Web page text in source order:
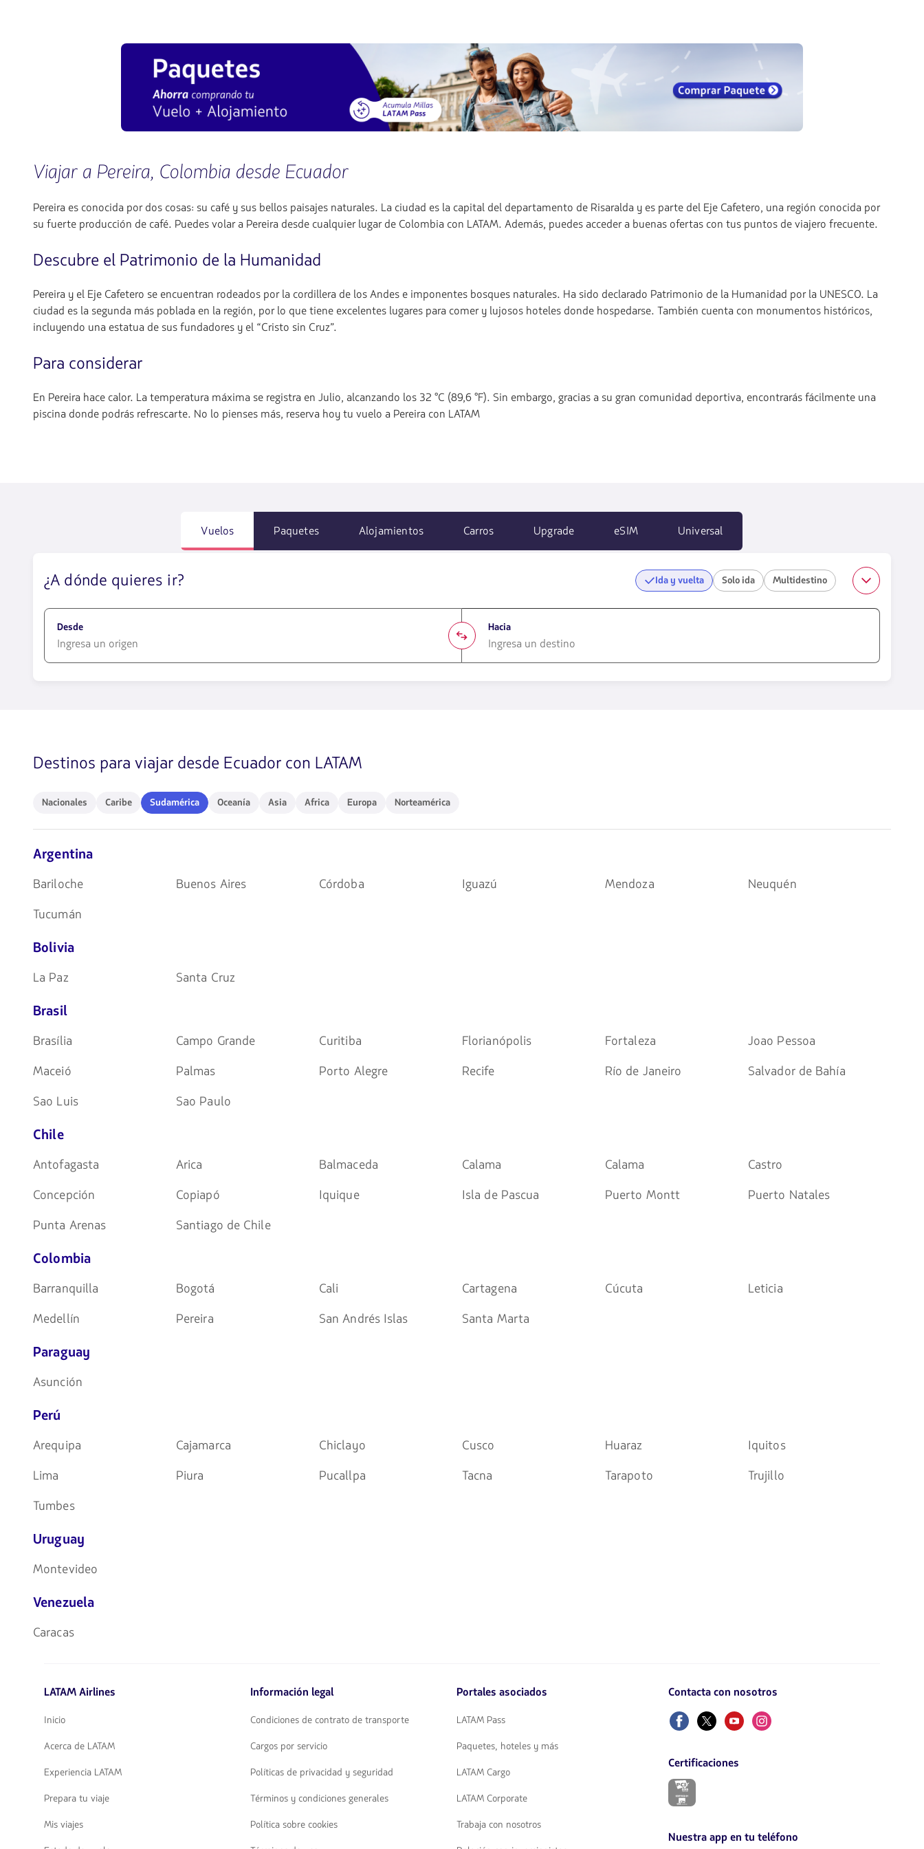
Viajar a Pereira, Colombia desde Ecuador
Pereira es conocida por dos cosas: su café y sus bellos paisajes naturales. La ciudad es la capital del departamento de Risaralda y es parte del Eje Cafetero, una región conocida por
su fuerte producción de café. Puedes volar a Pereira desde cualquier lugar de Colombia con LATAM. Además, puedes acceder a buenas ofertas con tus puntos de viajero frecuente.
Descubre el Patrimonio de la Humanidad
Pereira y el Eje Cafetero se encuentran rodeados por la cordillera de los Andes e imponentes bosques naturales. Ha sido declarado Patrimonio de la Humanidad por la UNESCO. La
ciudad es la segunda más poblada en la región, por lo que tiene excelentes lugares para comer y lujosos hoteles donde hospedarse. También cuenta con monumentos históricos,
incluyendo una estatua de sus fundadores y el “Cristo sin Cruz”.
Para considerar
En Pereira hace calor. La temperatura máxima se registra en Julio, alcanzando los 32 °C (89,6 °F). Sin embargo, gracias a su gran comunidad deportiva, encontrarás fácilmente una
piscina donde podrás refrescarte. No lo pienses más, reserva hoy tu vuelo a Pereira con LATAM
Vuelos Paquetes Alojamientos Carros Upgrade eSIM Universal
¿A dónde quieres ir? Ida y vuelta Solo ida Multidestino
Desde
de
flechas
navegar
Hacia
Destinos para viajar desde Ecuador con LATAM
Nacionales
Nacionales Caribe
Caribe Sudamérica
Sudamérica Oceanía
Oceanía Asia
Asia Africa
Africa Europa
Europa Norteamérica
Norteamérica
Argentina
Bariloche Buenos Aires Córdoba Iguazú Mendoza
Neuquén
Tucumán
Bolivia
La Paz Santa Cruz
Brasil
Brasília Campo Grande Curitiba Florianópolis Fortaleza
Joao Pessoa
Maceió
Palmas Porto Alegre Recife Río de Janeiro
Salvador de Bahía
Sao Luis
Sao Paulo
Chile
Antofagasta Arica Balmaceda Calama Calama
Castro
Concepción
Copiapó Iquique Isla de Pascua Puerto Montt
Puerto Natales
Punta Arenas
Santiago de Chile
Colombia
Barranquilla Bogotá Cali Cartagena Cúcuta
Leticia
Medellín
Pereira San Andrés Islas Santa Marta
Paraguay
Asunción
Perú
Arequipa Cajamarca Chiclayo Cusco Huaraz
Iquitos
Lima
Piura Pucallpa Tacna Tarapoto
Trujillo
Tumbes
Uruguay
Montevideo
Venezuela
Caracas
LATAM Airlines
Inicio
Acerca de LATAM
Experiencia LATAM
Prepara tu viaje
Mis viajes
Información legal
Condiciones de contrato de transporte
Cargos por servicio
Políticas de privacidad y seguridad
Términos y condiciones generales
Política sobre cookies
Portales asociados
LATAM Pass
Paquetes, hoteles y más
LATAM Cargo
LATAM Corporate
Trabaja con nosotros
Contacta con nosotros
FacebookTwitterYoutubeInstagram
Certificaciones
El
en
Nuestra app en tu teléfono